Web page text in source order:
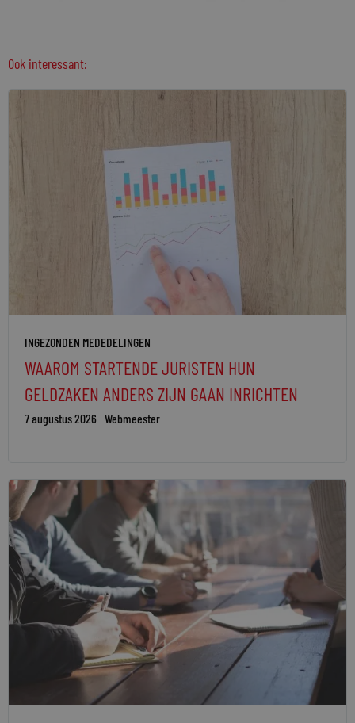
Ook interessant:
INGEZONDEN MEDEDELINGEN
WAAROM STARTENDE JURISTEN HUN
GELDZAKEN ANDERS ZIJN GAAN INRICHTEN
7 augustus 2026 Webmeester